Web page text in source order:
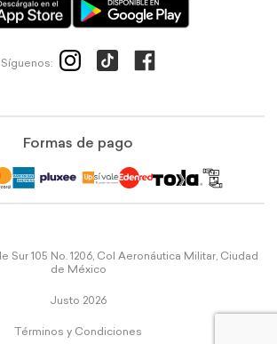
Síguenos:
Formas de pago
Sur 105 No. 1206, Col Aeronáutica Militar, Ciudad
de México
Justo 2026
Términos y Condiciones